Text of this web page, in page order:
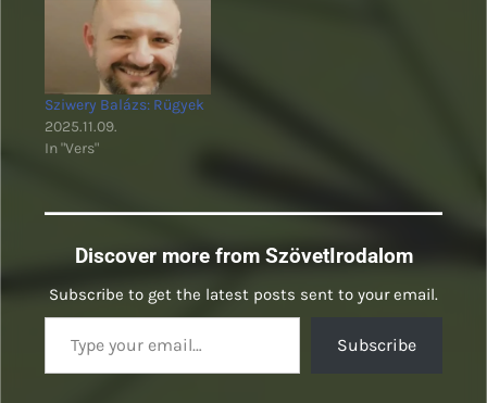
Sziwery Balázs: Rügyek
2025.11.09.
In "Vers"
Discover more from SzövetIrodalom
Subscribe to get the latest posts sent to your email.
Type your email…
Subscribe